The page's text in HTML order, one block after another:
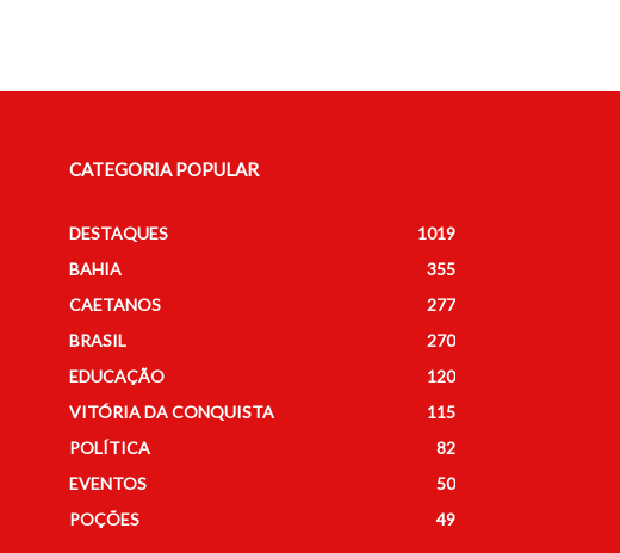
CATEGORIA POPULAR
DESTAQUES
1019
BAHIA
355
CAETANOS
277
BRASIL
270
EDUCAÇÃO
120
VITÓRIA DA CONQUISTA
115
POLÍTICA
82
EVENTOS
50
POÇÕES
49